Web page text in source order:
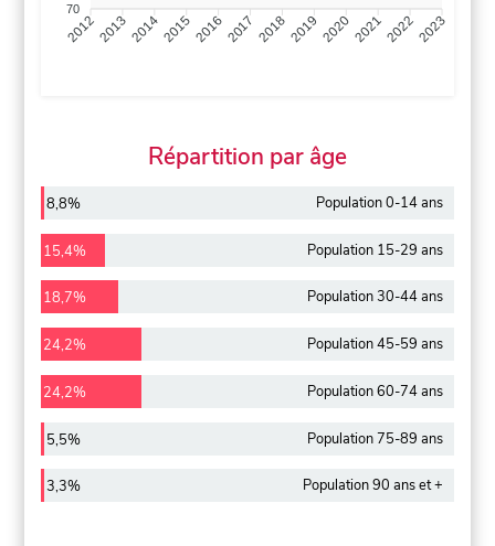
70
201220132014201520162017 20182019 2020202120222023
Répartition par âge
8,8% Population 0-14 ans
15,4% Population 15-29 ans
18,7% Population 30-44 ans
24,2% Population 45-59 ans
24,2% Population 60-74 ans
5,5% Population 75-89 ans
3,3% Population 90 ans et +